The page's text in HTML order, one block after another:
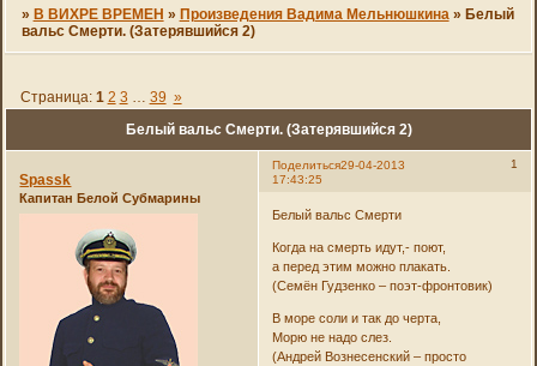
» В ВИХРЕ ВРЕМЕН » Произведения Вадима Мельнюшкина » Белый
вальс Смерти. (Затерявшийся 2)
Белый вальс Смерти. (Затерявшийся 2)
Страница: 1 2 3 … 39 »
Поделиться 1
29-04-2013
17:43:25
Spassk
Капитан Белой Субмарины
Белый вальс Смерти
Когда на смерть идут,- поют,
а перед этим можно плакать.
(Семён Гудзенко – поэт-фронтовик)
В море соли и так до черта,
Морю не надо слез.
(Андрей Вознесенский – просто